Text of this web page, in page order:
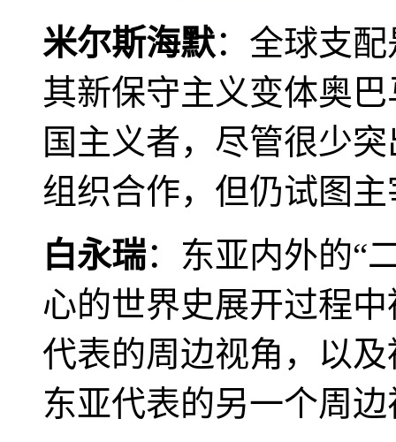
米尔斯海默：全球支
其新保守主义变体奥
国主义者，尽管很少
组织合作，但仍试图
白永瑞：东亚内外的“
心的世界史展开过程
代表的周边视角，以
东亚代表的另一个周